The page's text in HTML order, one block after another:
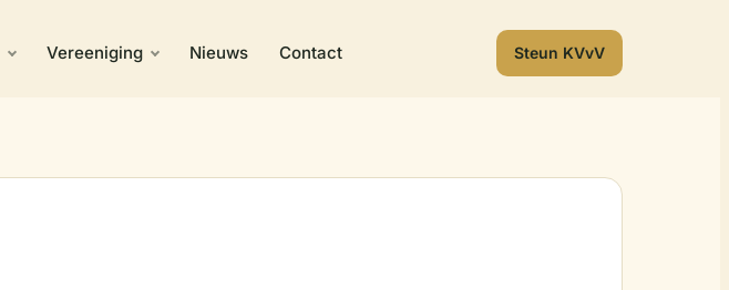
Vereeniging Nieuws Contact Steun KVvV